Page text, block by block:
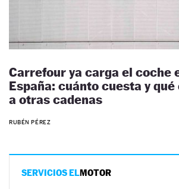
Carrefour ya carga el coche
España: cuánto cuesta y
a otras cadenas
RUBÉN PÉREZ
SERVICIOS ELMOTOR